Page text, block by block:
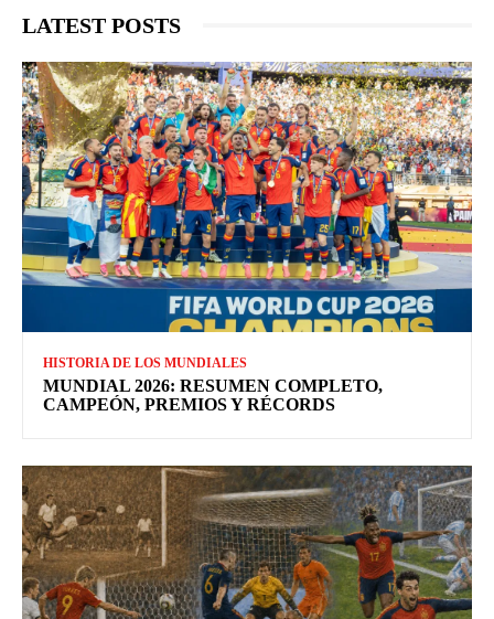
LATEST POSTS
HISTORIA DE LOS MUNDIALES
MUNDIAL 2026: RESUMEN COMPLETO,
CAMPEÓN, PREMIOS Y RÉCORDS